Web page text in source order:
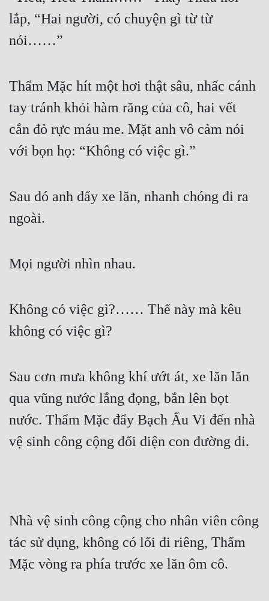
Huyền Nghi
Huyền Ảo
Hệ Thống
Học Đường
Khoa Huyễn
Khoa Huyễn Không Gian
Kỳ Ảo
Làm Giàu
Lịch Sử
Mạt Thế
Mỹ Thực
Ngôn Tình
Ngược
Phong Thủy - Tâm Linh
Phương Tây
Phản Phái
lắp, “Hai người, có chuyện gì từ từ
nói……”
Thẩm Mặc hít một hơi thật sâu, nhấc cánh
tay tránh khỏi hàm răng của cô, hai vết
cắn đỏ rực máu me. Mặt anh vô cảm nói
với bọn họ: “Không có việc gì.”
Sau đó anh đẩy xe lăn, nhanh chóng đi ra
ngoài.
Mọi người nhìn nhau.
Không có việc gì?…… Thế này mà kêu
không có việc gì?
Sau cơn mưa không khí ướt át, xe lăn lăn
qua vũng nước lắng đọng, bắn lên bọt
nước. Thẩm Mặc đẩy Bạch Ấu Vi đến nhà
vệ sinh công cộng đối diện con đường đi.
Nhà vệ sinh công cộng cho nhân viên công
tác sử dụng, không có lối đi riêng, Thẩm
Mặc vòng ra phía trước xe lăn ôm cô.